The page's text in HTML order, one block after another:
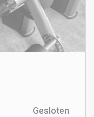
Gesloten